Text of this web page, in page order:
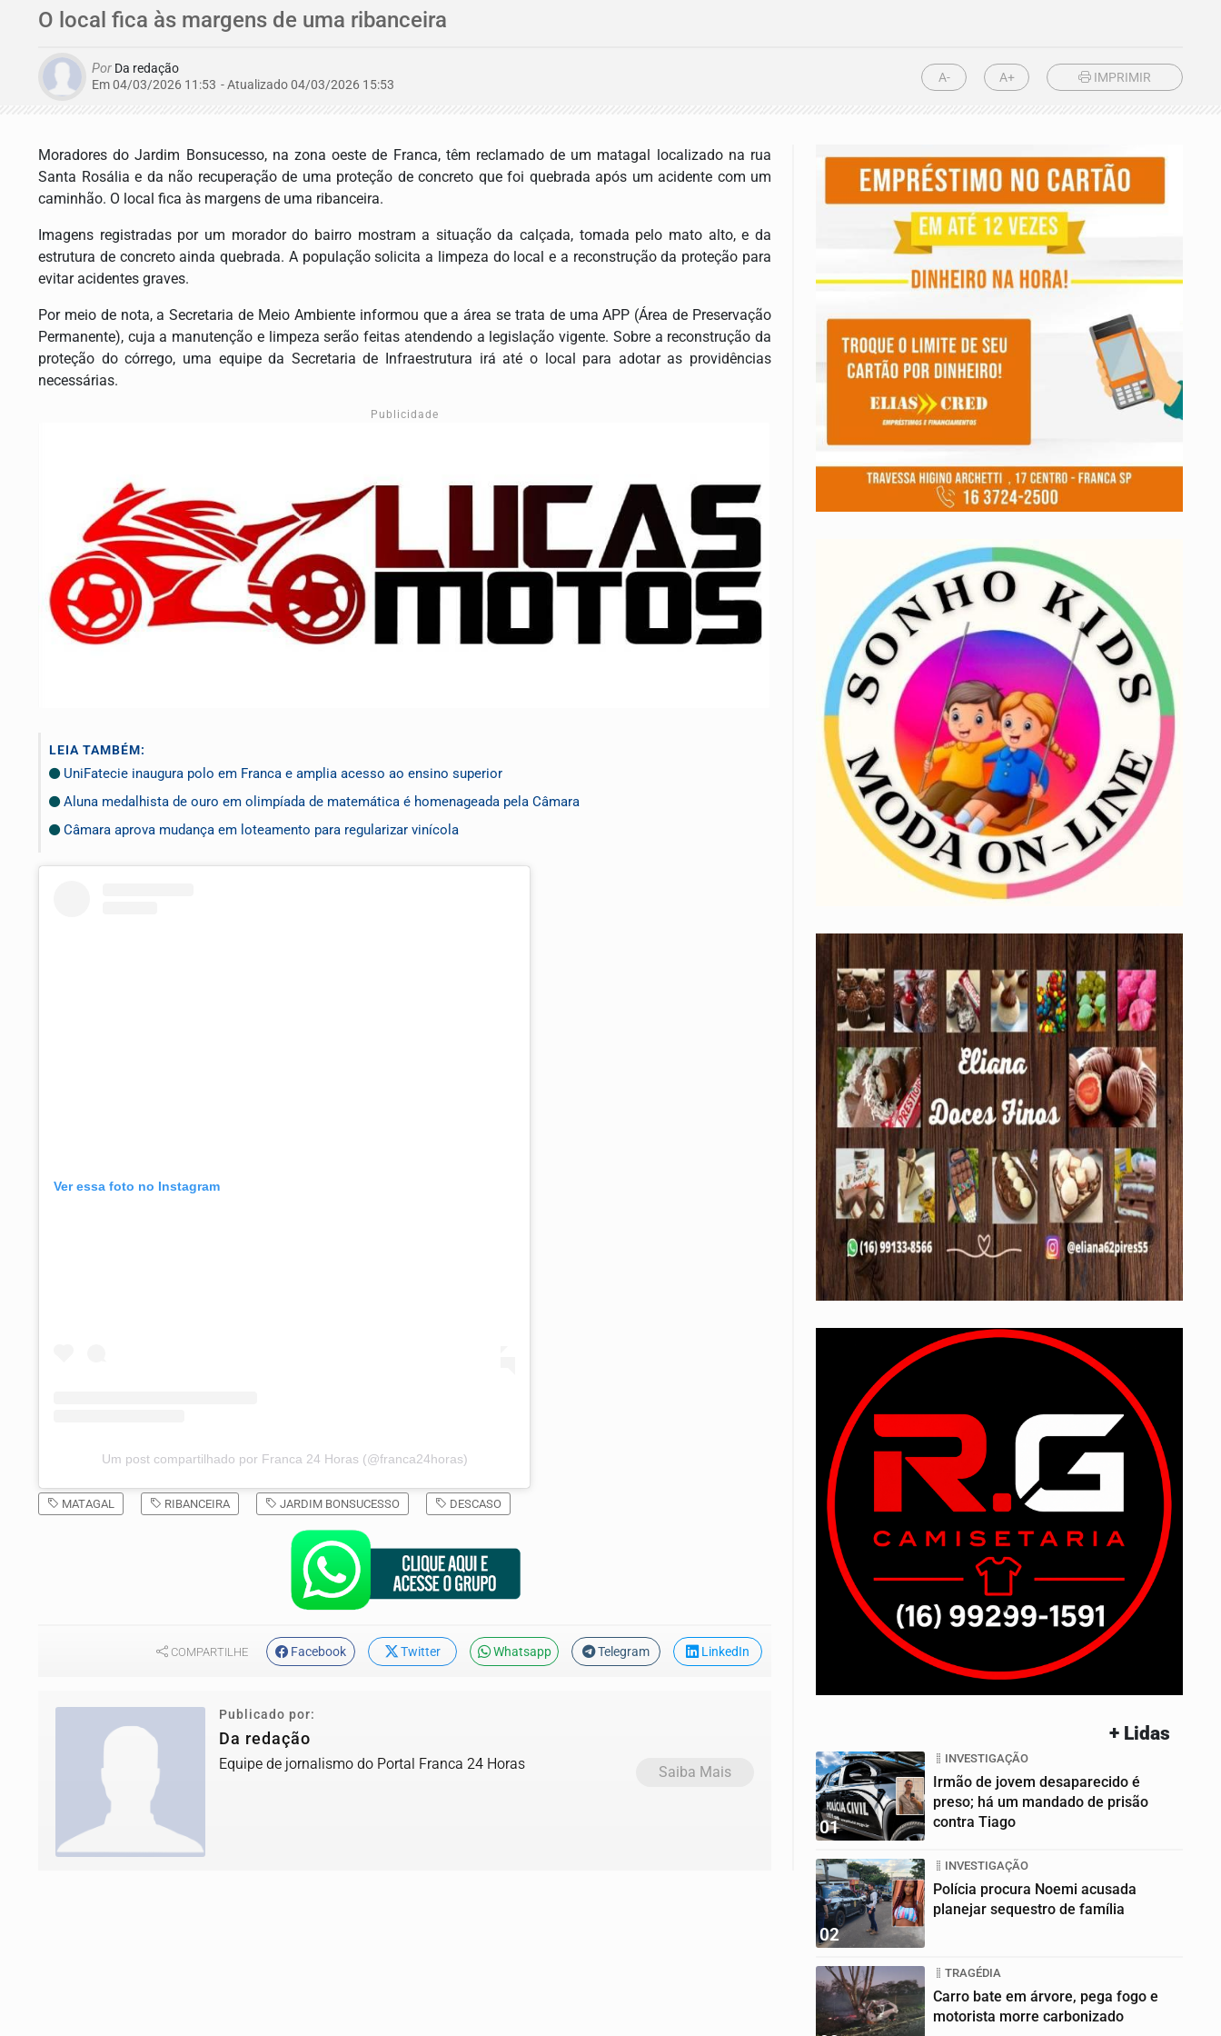
O local fica às margens de uma ribanceira
Por Da redação
Em 04/03/2026 11:53 - Atualizado04/03/2026 15:53 A- A+ IMPRIMIR
Moradores do Jardim Bonsucesso, na zona oeste de Franca, têm reclamado de um matagal localizado na rua
Santa Rosália e da não recuperação de uma proteção de concreto que foi quebrada após um acidente com um
caminhão. O local fica às margens de uma ribanceira.
Imagens registradas por um morador do bairro mostram a situação da calçada, tomada pelo mato alto, e da
estrutura de concreto ainda quebrada. A população solicita a limpeza do local e a reconstrução da proteção para
evitar acidentes graves.
Por meio de nota, a Secretaria de Meio Ambiente informou que a área se trata de uma APP (Área de Preservação
Permanente), cuja a manutenção e limpeza serão feitas atendendo a legislação vigente. Sobre a reconstrução da
proteção do córrego, uma equipe da Secretaria de Infraestrutura irá até o local para adotar as providências
necessárias.
Publicidade
LEIA TAMBÉM:
UniFatecie inaugura polo em Franca e amplia acesso ao ensino superior
Aluna medalhista de ouro em olimpíada de matemática é homenageada pela Câmara
Câmara aprova mudança em loteamento para regularizar vinícola
Ver essa foto no Instagram
Um post compartilhado por Franca 24 Horas (@franca24horas)
MATAGAL RIBANCEIRA JARDIM BONSUCESSO DESCASO
COMPARTILHE Facebook Twitter Whatsapp Telegram LinkedIn
Publicado por:
Da redação
Equipe de jornalismo do Portal Franca 24 Horas Saiba Mais
+ Lidas
01
INVESTIGAÇÃO
Irmão de jovem desaparecido é
preso; há um mandado de prisão
contra Tiago
02
INVESTIGAÇÃO
Polícia procura Noemi acusada
planejar sequestro de família
TRAGÉDIA
Carro bate em árvore, pega fogo e
motorista morre carbonizado